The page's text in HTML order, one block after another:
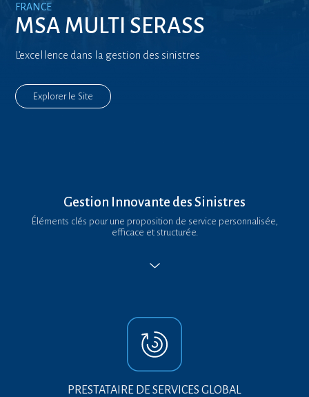
FRANCE
MSA MULTI SERASS
L’excellence dans la gestion des sinistres
Explorer le Site
Gestion Innovante des Sinistres
Éléments clés pour une proposition de service personnalisée,
efficace et structurée.
PRESTATAIRE DE SERVICES GLOBAL